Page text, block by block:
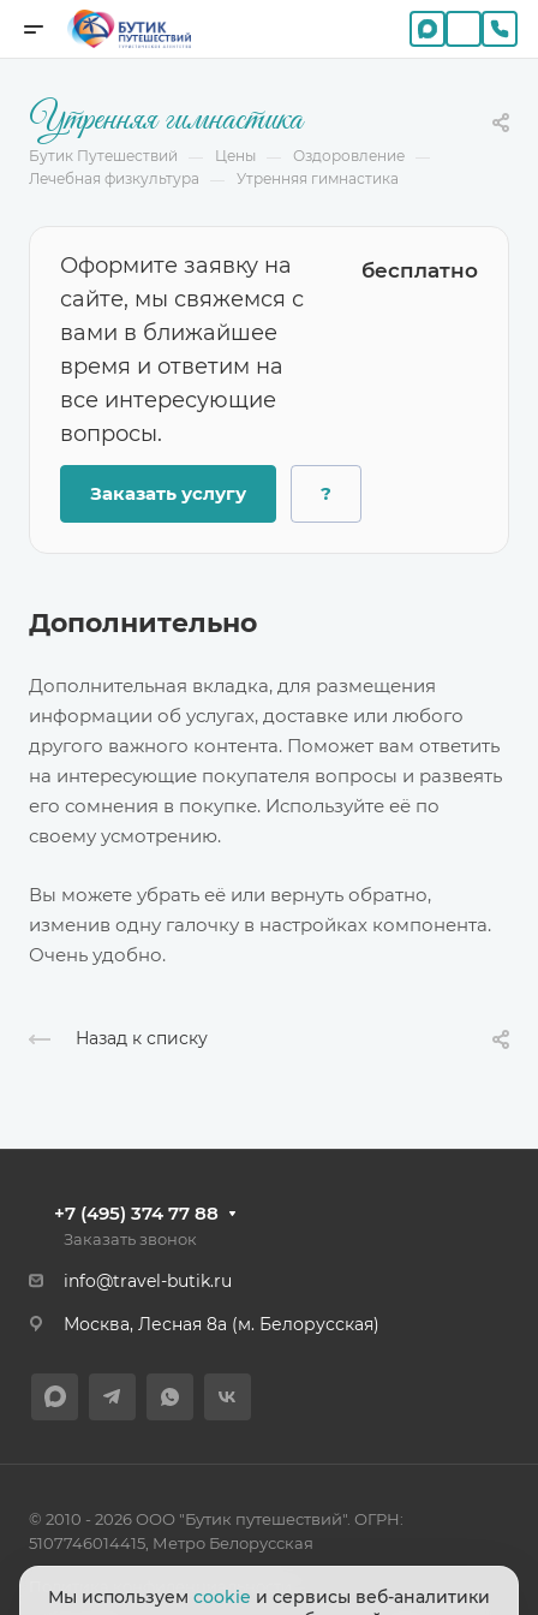
Утренняя гимнастика
Бутик Путешествий Цены Оздоровление
Лечебная физкультура
Утренняя гимнастика
Оформите заявку на
сайте, мы свяжемся с
вами в ближайшее
время и ответим на
все интересующие
вопросы.
бесплатно
Заказать услугу ?
Дополнительно
Дополнительная вкладка, для размещения
информации об услугах, доставке или любого
другого важного контента. Поможет вам ответить
на интересующие покупателя вопросы и развеять
его сомнения в покупке. Используйте её по
своему усмотрению.
Вы можете убрать её или вернуть обратно,
изменив одну галочку в настройках компонента.
Очень удобно.
Назад к списку
+7 (495) 374 77 88
Заказать звонок
info@travel-butik.ru
Москва, Лесная 8а (м. Белорусская)
© 2010 - 2026 ООО "Бутик путешествий". ОГРН:
5107746014415, Метро Белорусская
Политика конфиденциальности
Мы используем cookie и сервисы веб-аналитики